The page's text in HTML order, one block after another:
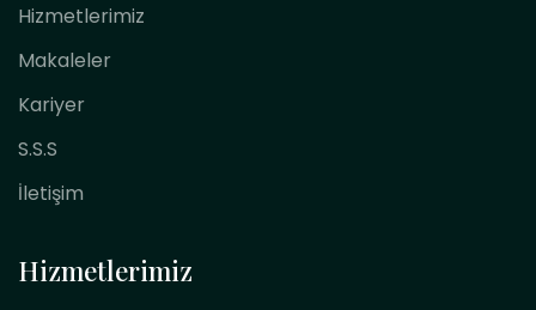
Hizmetlerimiz
Makaleler
Kariyer
S.S.S
İletişim
Hizmetlerimiz